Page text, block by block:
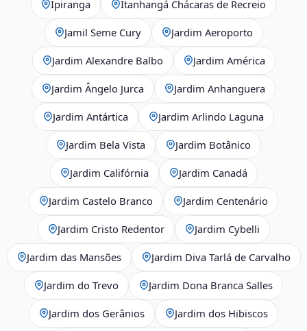
Ipiranga Itanhangá Chácaras de Recreio
Jamil Seme Cury Jardim Aeroporto
Jardim Alexandre Balbo Jardim América
Jardim Ângelo Jurca Jardim Anhanguera
Jardim Antártica Jardim Arlindo Laguna
Jardim Bela Vista Jardim Botânico
Jardim Califórnia Jardim Canadá
Jardim Castelo Branco Jardim Centenário
Jardim Cristo Redentor Jardim Cybelli
Jardim das Mansões Jardim Diva Tarlá de Carvalho
Jardim do Trevo Jardim Dona Branca Salles
Jardim dos Gerânios Jardim dos Hibiscos